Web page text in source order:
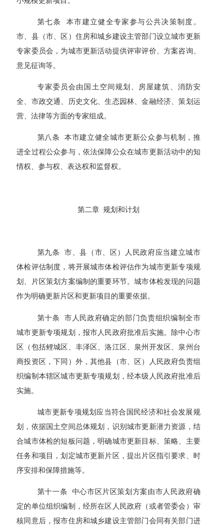
第七条 本市建立健全专家参与公共决策制度。
市、县（市、区）住房和城乡建设主管部门设立城市更新
专家委员会，为城市更新活动提供评审评价、方案咨询、
意见征询等。
专家委员会由国土空间规划、房屋建筑、消防安
全、市政交通、历史文化、生态园林、金融经济、策划运
营、法律等方面的专家组成。
第八条 本市建立健全城市更新公众参与机制，推
进全过程公众参与，依法保障公众在城市更新活动中的知
情权、参与权、表达权和监督权。
第二章 规划和计划
第九条 市、县（市、区）人民政府应当建立城市
体检评估制度，将开展城市体检评估作为城市更新专项规
划、片区策划方案编制的重要环节。城市体检发现的问题
作为明确更新片区和更新项目的重要依据。
第十条 市人民政府确定的部门负责组织编制全市
城市更新专项规划，报市人民政府批准后实施。除中心市
区（包括鲤城区、丰泽区、洛江区、泉州开发区、泉州台
商投资区，下同）外，其他县（市、区）人民政府负责组
织编制本辖区城市更新专项规划，经本级人民政府批准后
实施。
城市更新专项规划应当符合国民经济和社会发展规
划，依据国土空间总体规划，识别城市更新潜力资源，结
合城市体检的短板问题，明确城市更新目标、策略、主要
任务和项目，划定城市更新片区，提出片区指引要求、时
序安排和保障措施等。
第十一条 中心市区片区策划方案由市人民政府确
定的单位组织编制，经所在区人民政府（或者管委会）审
核同意后，报市住房和城乡建设主管部门会同有关部门进